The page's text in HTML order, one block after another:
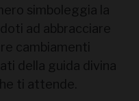
simboleggia la
ad abbracciare
cambiamenti
della guida divina
ti attende.